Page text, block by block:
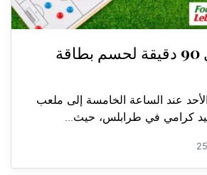
ديربي الشمال 90 دقيقة لحسم بطاقة
عند الساعة الخامسة إلى ملعب
كرامي في طرابلس، حيث...